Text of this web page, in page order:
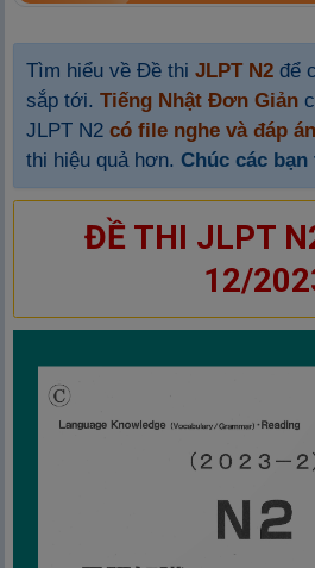
Tìm hiểu về Đề thiJLPT N2 để
sắp tới.Tiếng Nhật Đơn Giản
JLPT N2có file nghe và đáp án
thi hiệu quả hơn.Chúc các
ĐỀ THI JLPT
12/